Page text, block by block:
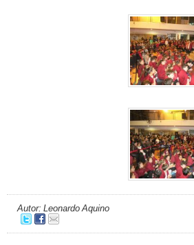
Autor: Leonardo Aquino